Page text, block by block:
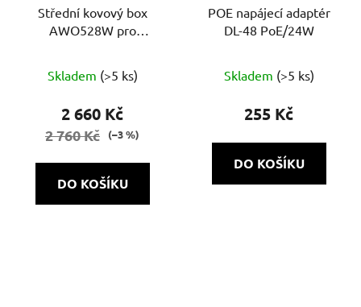
Střední kovový box
AWO528W pro
Skladem (>5 ks)
2 660 Kč
2 760 Kč (–3 %)
DO KOŠÍKU
POE napájecí adaptér
DL-48 PoE/24W
hodnocení
produktu
5,0
z
Skladem (>5 ks)
255 Kč
DO KOŠÍKU